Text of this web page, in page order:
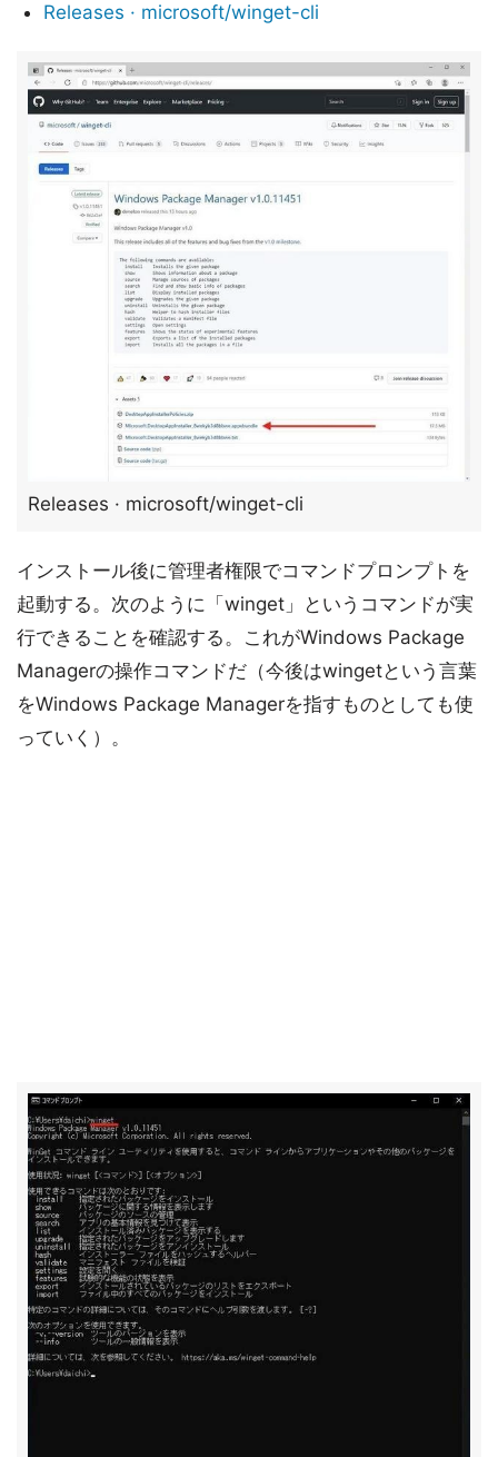
Releases · microsoft/winget-cli
Releases · microsoft/winget-cli
インストール後に管理者権限でコマンドプロンプトを
起動する。次のように「winget」というコマンドが実
行できることを確認する。これがWindows Package
Managerの操作コマンドだ（今後はwingetという言葉
をWindows Package Managerを指すものとしても使
っていく）。